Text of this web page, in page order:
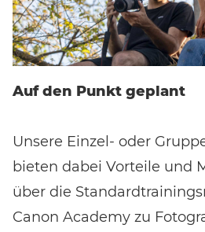
Auf den Punkt geplant
Unsere Einzel- oder
bieten dabei Vorteile und
über die
Canon Academy zu